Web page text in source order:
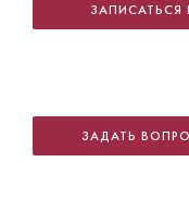
ЗАПИСАТЬСЯ
ЗАДАТЬ